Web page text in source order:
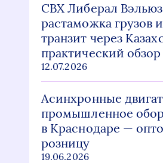
СВХ Либерал
растаможка грузов
транзит через
практический обзор
12.07.2026
Асинхронные
промышленное
в Краснодаре —
розницу
19.06.2026